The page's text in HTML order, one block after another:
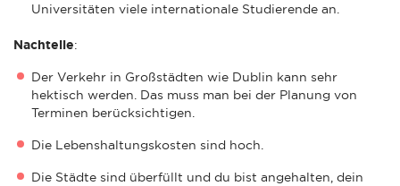
Universitäten viele internationale Studierende an.
Nachteile:
Der Verkehr in Großstädten wie Dublin kann sehr
hektisch werden. Das muss man bei der Planung von
Terminen berücksichtigen.
Die Lebenshaltungskosten sind hoch.
Die Städte sind überfüllt und du bist angehalten, dein